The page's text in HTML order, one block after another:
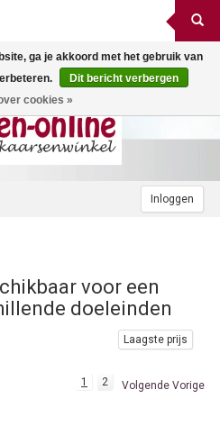
Inloggen
voor een
doeleinden
Laagste prijs
1 2 Volgende Vorige
ga je akkoord met het gebruik van
Dit bericht verbergen
cookies »